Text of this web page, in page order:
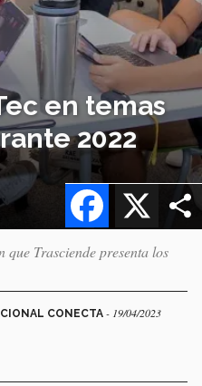
en temas
2022
X
Facebook
Trasciende presenta los
CONECTA - 19/04/2023